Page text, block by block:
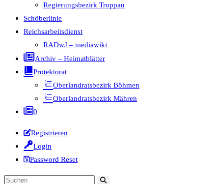
Regierungsbezirk Troppau
Schöberlinie
Reichsarbeitsdienst
RADwJ – mediawiki
Archiv – Heimatblätter
Protektorat
Oberlandratsbezirk Böhmen
Oberlandratsbezirk Mähren
0
Registrieren
Login
Password Reset
Diese